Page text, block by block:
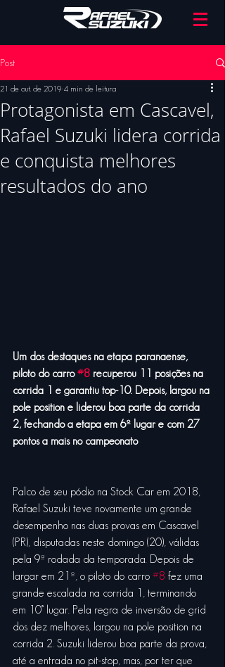
Post
Protagonista em Cascavel,
Rafael Suzuki lidera corrida
e conquista melhores
resultados do ano
21 de out. de 2019 4 min de leitura
Um dos destaques na etapa paranaense,
piloto do carro #8 recuperou 11 posições na
corrida 1 e garantiu top-10. Depois, largou na
pole position e liderou boa parte da corrida
2, fechando a etapa em 6º lugar e com 27
pontos a mais no campeonato
Palco de seu pódio na Stock Car em 2018,
Rafael Suzuki teve novamente um grande
desempenho nas duas provas em Cascavel
(PR), disputadas neste domingo (20), válidas
pela 9ª rodada da temporada. Depois de
largar em 21º, o piloto do carro #8 fez uma
grande escalada na corrida 1, terminando
em 10° lugar. Pela regra de inversão de grid
dos dez melhores, largou na pole position na
corrida 2. Suzuki liderou boa parte da prova,
até a entrada no pit-stop, mas, por ter que